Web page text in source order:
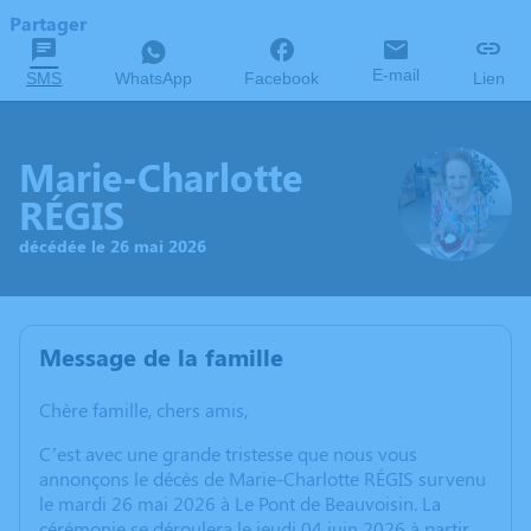
Partager
SMS WhatsApp Facebook E-mail Lien
Marie-Charlotte
RÉGIS
décédée le 26 mai 2026
Message de la famille
Chère famille, chers amis,
C’est avec une grande tristesse que nous vous
annonçons le décès de Marie-Charlotte RÉGIS survenu
le mardi 26 mai 2026 à Le Pont de Beauvoisin. La